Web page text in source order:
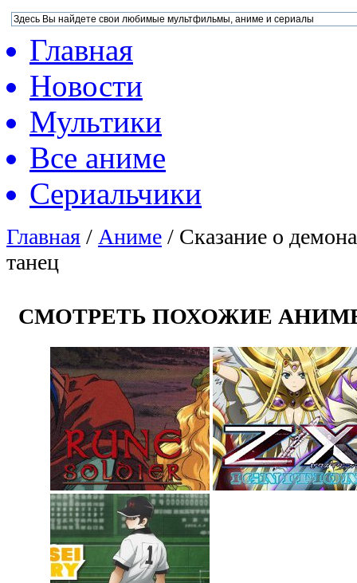
Главная
Новости
Мультики
Все аниме
Сериальчики
Главная / Аниме / Сказание о
танец
СМОТРЕТЬ ПОХОЖИЕ